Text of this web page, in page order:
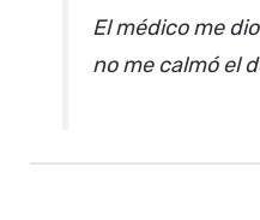
El médico me
no me calmó el